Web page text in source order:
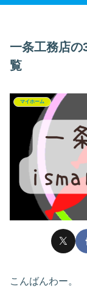
一条工務店
覧
マイホーム
こんばんわー。